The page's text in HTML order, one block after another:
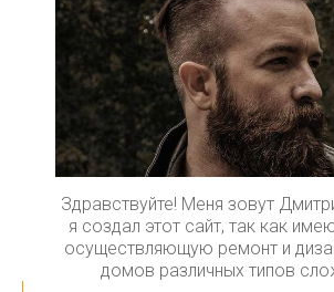
Здравствуйте! Меня зовут
я создал этот сайт, так как
осуществляющую ремонт и
домов различных типов